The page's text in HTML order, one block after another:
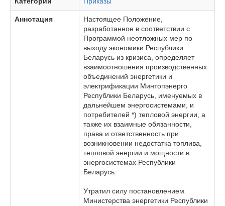
Аннотация
Настоящее Положение,
разработанное в соответствии с
Программой неотложных мер по
выходу экономики Республики
Беларусь из кризиса, определяет
взаимоотношения производственных
объединений энергетики и
электрификации Минтопэнерго
Республики Беларусь, именуемых в
дальнейшем энергосистемами, и
потребителей *) тепловой энергии, а
также их взаимные обязанности,
права и ответственность при
возникновении недостатка топлива,
тепловой энергии и мощности в
энергосистемах Республики
Беларусь.
Утратил силу постановлением
Министерства энергетики Республики